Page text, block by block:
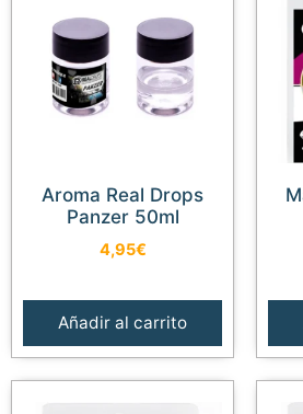
Aroma Real Drops
Panzer 50ml
4,95€
Añadir al carrito
Maíz Artificial Real